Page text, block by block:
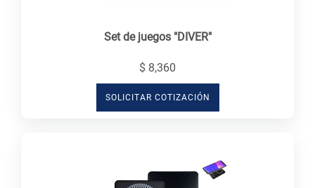
Set de juegos "DIVER"
$ 8,360
SOLICITAR COTIZACIÓN